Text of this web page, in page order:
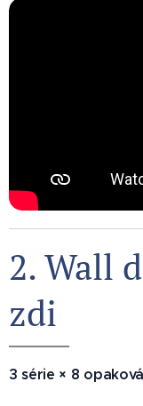
2. Wall
zdi ⚡
3 série × 8